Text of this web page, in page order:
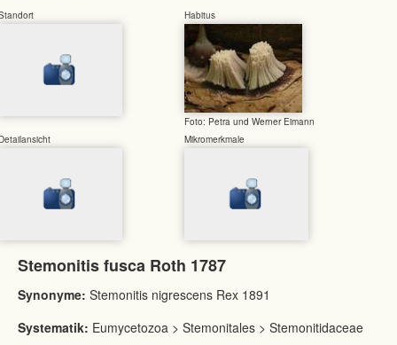
Habitus
Foto: Petra und Werner Eimann
Mikromerkmale
Stemonitis fusca Roth 1787
Synonyme: Stemonitis nigrescens Rex 1891
Systematik: Eumycetozoa > Stemonitales > Stemonitidaceae